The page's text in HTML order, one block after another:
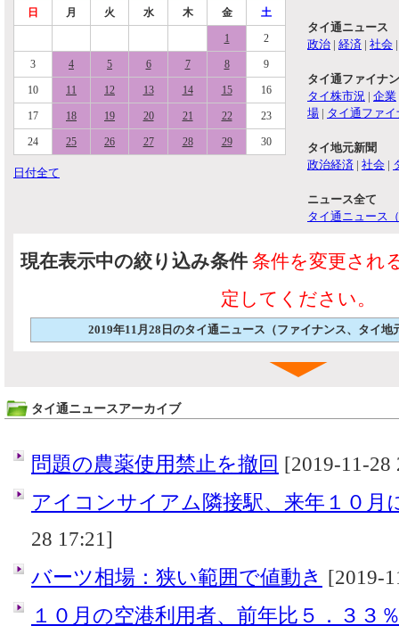
日
月 火 水 木 金 土
1 2
3 4 5 6 7 8 9
10 11 12 13 14 15 16
17 18 19 20 21 22 23
24 25 26 27 28 29 30
日付全て
タイ通ニュース
政治 | 経済 | 社会
タイ通ファイナ
タイ株市況 | 企業
場 | タイ通ファ
タイ地元新聞
政治経済 | 社会 |
ニュース全て
タイ通ニュース
現在表示中の絞り込み条件 条件を変更され
定してください。
2019年11月28日のタイ通ニュース（ファイナンス、タイ地
タイ通ニュースアーカイブ
問題の農薬使用禁止を撤回 [2019-11-28
アイコンサイアム隣接駅、来年１０月
28 17:21]
バーツ相場：狭い範囲で値動き [2019-
１０月の空港利用者、前年比５．３３